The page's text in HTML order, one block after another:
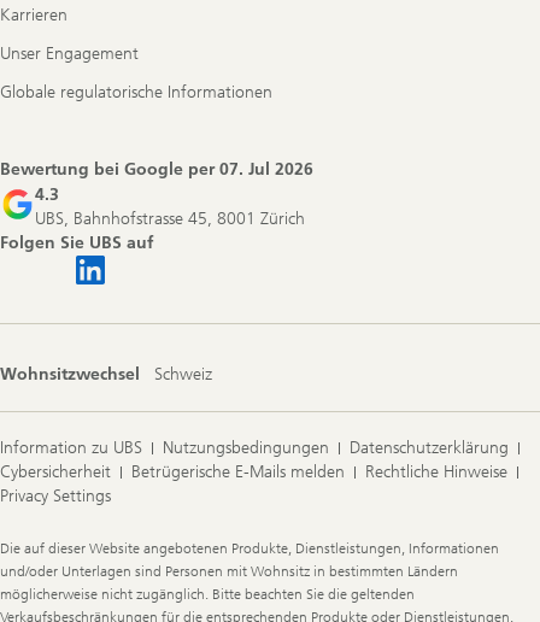
Karrieren
Unser Engagement
Globale regulatorische Informationen
Bewertung bei Google per07. Jul 2026
4.3
UBS, Bahnhofstrasse 45, 8001 Zürich
Folgen Sie UBS auf
Wohnsitzwechsel Schweiz
Information zu UBS Nutzungsbedingungen
Datenschutzerklärung
Cybersicherheit
Betrügerische E-Mails melden
Rechtliche Hinweise
Privacy Settings
Legal
Information
Die auf dieser Website angebotenen Produkte, Dienstleistungen, Informationen
und/oder Unterlagen sind Personen mit Wohnsitz in bestimmten Ländern
möglicherweise nicht zugänglich. Bitte beachten Sie die geltenden
Verkaufsbeschränkungen für die entsprechenden Produkte oder Dienstleistungen.